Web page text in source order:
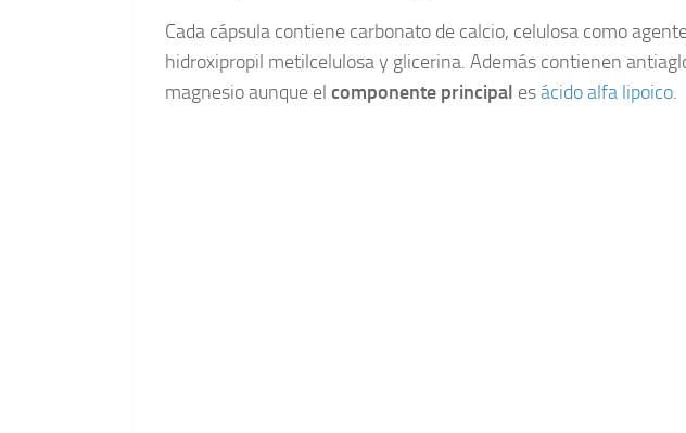
Cada cápsula contiene carbonato de calcio, celulosa como
hidroxipropil metilcelulosa y glicerina. Además contienen
magnesio aunque el componente principal esácido alfa lipoico.